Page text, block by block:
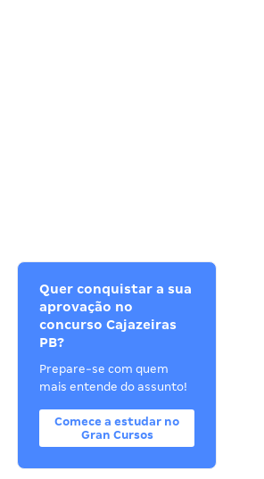
Quer conquistar a sua
aprovação no
concurso Cajazeiras
PB?
Prepare-se com quem
mais entende do assunto!
Comece a estudar no
Gran Cursos